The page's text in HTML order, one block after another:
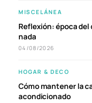
MISCELÁNEA
Reflexión: época del
nada
04/08/2026
HOGAR & DECO
Cómo mantener la
acondicionado